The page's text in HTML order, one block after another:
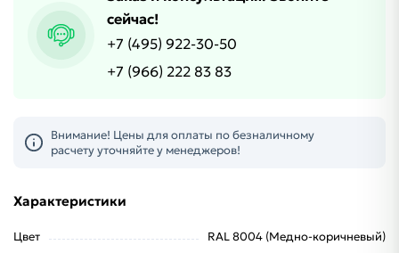
сейчас!
+7 (495) 922-30-50
+7 (966) 222 83 83
Внимание! Цены для оплаты по безналичному
расчету уточняйте у менеджеров!
Характеристики
Цвет
RAL 8004 (Медно-коричневый)